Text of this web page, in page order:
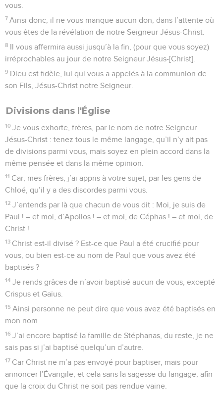
vous.
7 Ainsi donc, il ne vous manque aucun don, dans l’attente où
vous êtes de la révélation de notre Seigneur Jésus-Christ.
8 Il vous affermira aussi jusqu’à la fin, (pour que vous soyez)
irréprochables au jour de notre Seigneur Jésus-[Christ].
9 Dieu est fidèle, lui qui vous a appelés à la communion de
son Fils, Jésus-Christ notre Seigneur.
Divisions dans l'Église
10 Je vous exhorte, frères, par le nom de notre Seigneur
Jésus-Christ : tenez tous le même langage, qu’il n’y ait pas
de divisions parmi vous, mais soyez en plein accord dans la
même pensée et dans la même opinion.
11 Car, mes frères, j’ai appris à votre sujet, par les gens de
Chloé, qu’il y a des discordes parmi vous.
12 J’entends par là que chacun de vous dit : Moi, je suis de
Paul ! – et moi, d’Apollos ! – et moi, de Céphas ! – et moi, de
Christ !
13 Christ est-il divisé ? Est-ce que Paul a été crucifié pour
vous, ou bien est-ce au nom de Paul que vous avez été
baptisés ?
14 Je rends grâces de n’avoir baptisé aucun de vous, excepté
Crispus et Gaïus.
15 Ainsi personne ne peut dire que vous avez été baptisés en
mon nom.
16 J’ai encore baptisé la famille de Stéphanas, du reste, je ne
sais pas si j’ai baptisé quelqu’un d’autre.
17 Car Christ ne m’a pas envoyé pour baptiser, mais pour
annoncer l’Évangile, et cela sans la sagesse du langage, afin
que la croix du Christ ne soit pas rendue vaine.